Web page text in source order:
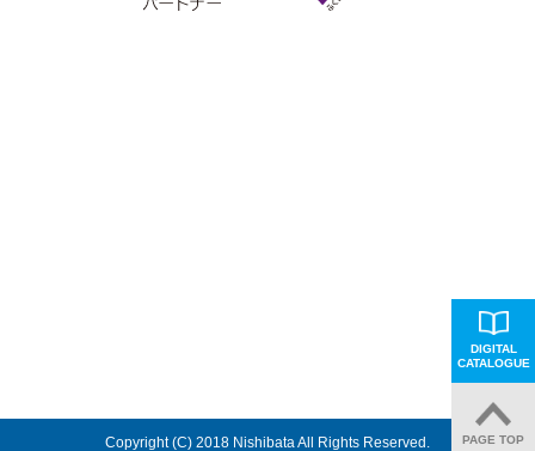
DIGITAL
CATALOGUE
PAGE TOP
Copyright (C) 2018 Nishibata All Rights Reserved.